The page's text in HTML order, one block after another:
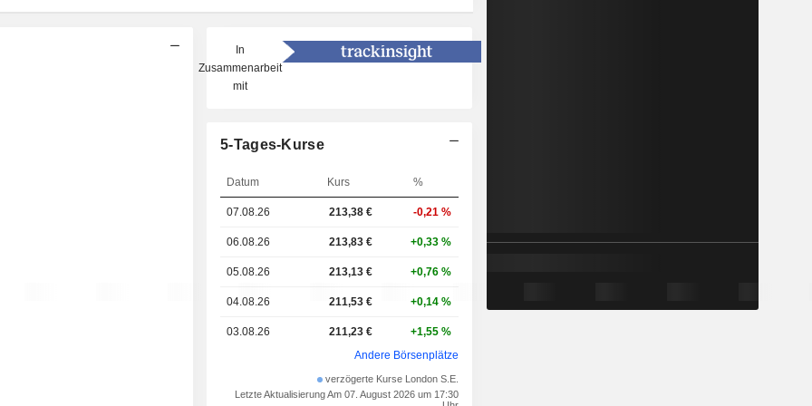
In
Zusammenarbeit
mit
5-Tages-Kurse
Datum Kurs %
07.08.26 213,38 € -0,21 %
06.08.26 213,83 € +0,33 %
05.08.26 213,13 € +0,76 %
04.08.26 211,53 € +0,14 %
03.08.26 211,23 €
+1,55 %
Andere Börsenplätze
verzögerte Kurse London S.E.
Letzte Aktualisierung Am 07. August 2026 um 17:30